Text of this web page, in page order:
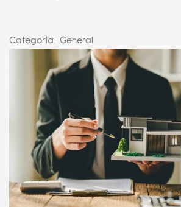
Categoría: General